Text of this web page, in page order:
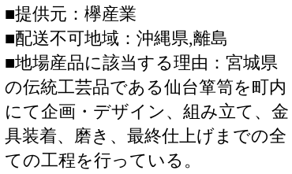
■提供元：欅産業
■配送不可地域：沖縄県,離島
■地場産品に該当する理由：宮城県
の伝統工芸品である仙台箪笥を町内
にて企画・デザイン、組み立て、金
具装着、磨き、最終仕上げまでの全
ての工程を行っている。